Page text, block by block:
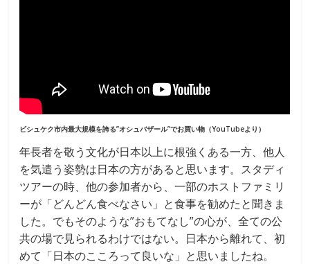
ビシュケク市内最大規模を誇る”オシュバザール”でお買い物（YouTubeより）
年長者を敬う文化が日本以上に根強くある一方、他人
を気遣う姿勢は日本の方があると思います。スタディ
ツアーの時、他の参加者から、一部のホストファミリ
ーが「どんどん食べなさい」と食事を勧めたと聞きま
した。でもそのような”おもてなし”の心が、全ての公
共の場で見られるわけではない。日本から離れて、初
めて「日本のこころって良いな」と思いましたね。